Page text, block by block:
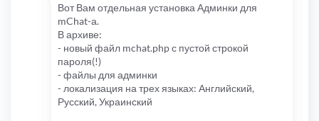
Вот Вам отдельная установка Админки для
mChat-а.
В архиве:
- новый файл mchat.php с пустой строкой
пароля(!)
- файлы для админки
- локализация на трех языках: Английский,
Русский, Украинский